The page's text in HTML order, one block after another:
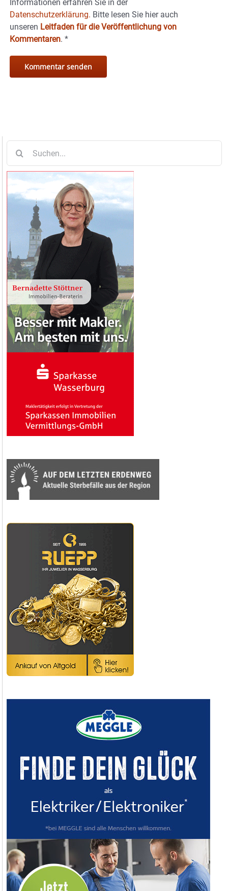
Informationen erfahren Sie in der
Datenschutzerklärung. Bitte lesen Sie hier auch
unseren Leitfaden für die Veröffentlichung von
Kommentaren. *
nach: